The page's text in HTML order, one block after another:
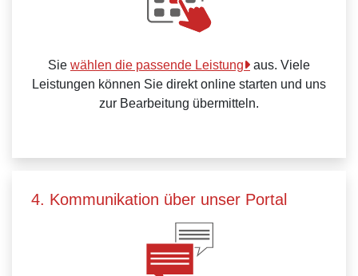
Sie wählen die passende Leistung
aus. Viele
Leistungen können Sie direkt online starten und uns
zur Bearbeitung übermitteln.
4. Kommunikation über unser Portal